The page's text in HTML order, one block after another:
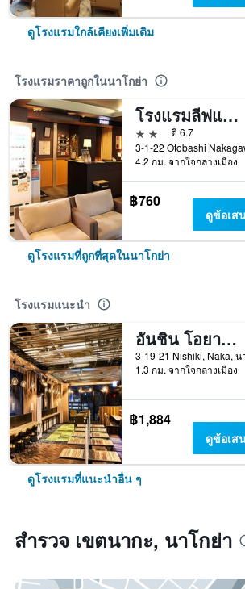
ดูโรงแรมใกล้เคียงเพิ่มเติม
โรงแรมราคาถูกในนาโกย่า
โรงแรมลีฟแม็กซ์ นาโกยา
2 ดาว
ดี 6.7
4.2 กม. จากใจกลางเมือง
฿760
ดูข้อเส
ดูโรงแรมที่ถูกที่สุดในนาโกย่า
โรงแรมแนะนำ
อันชิน โอยาโด วูแมน แอนด์ แมน นาโกยา
1.3 กม. จากใจกลางเมือง
฿1,884
ดูข้อเส
ดูโรงแรมที่แนะนำอื่น ๆ
สำรวจ เขตนากะ, นาโกย่า